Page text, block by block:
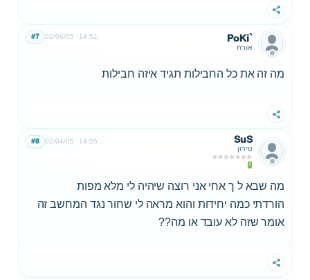
שתף
PoKi`
אורח
02/04/05 14:51
#7
מה זה את כל החבילות תגיד איזה חבילות
שתף
SuS
טירון
02/04/05 14:55
#8
מה שבא ל ך אחי אני רוצה שיהיה לי מלא מפות
הורדתי כמה יחידות והוא מראה לי שחור נגד המחשב זה
אומר שזה לא עובד או מה??
שתף